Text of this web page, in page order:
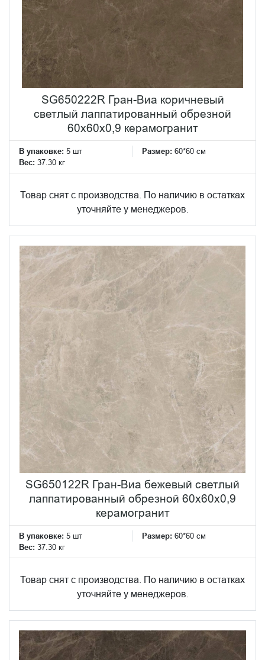
SG650222R Гран-Виа коричневый
светлый лаппатированный обрезной
60x60x0,9 керамогранит
В упаковке: 5 шт Размер: 60*60 см
Вес: 37.30 кг
Товар снят с производства. По наличию в остатках
уточняйте у менеджеров.
SG650122R Гран-Виа бежевый светлый
лаппатированный обрезной 60x60x0,9
керамогранит
В упаковке: 5 шт Размер: 60*60 см
Вес: 37.30 кг
Товар снят с производства. По наличию в остатках
уточняйте у менеджеров.